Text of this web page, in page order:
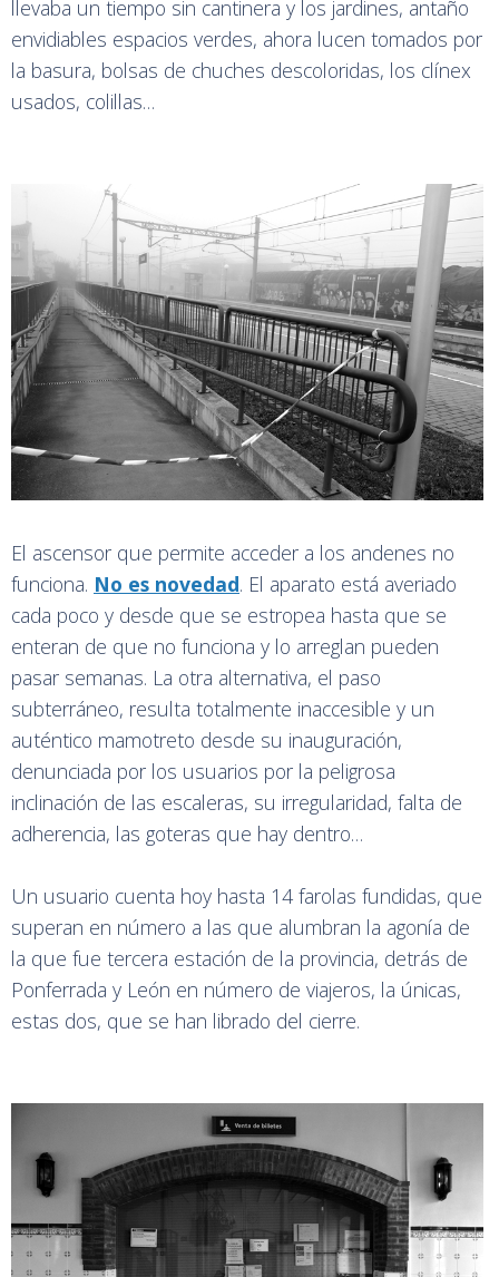
llevaba un tiempo sin cantinera y los jardines, antaño
envidiables espacios verdes, ahora lucen tomados por
la basura, bolsas de chuches descoloridas, los clínex
usados, colillas…
El ascensor que permite acceder a los andenes no
funciona. No es novedad. El aparato está averiado
cada poco y desde que se estropea hasta que se
enteran de que no funciona y lo arreglan pueden
pasar semanas. La otra alternativa, el paso
subterráneo, resulta totalmente inaccesible y un
auténtico mamotreto desde su inauguración,
denunciada por los usuarios por la peligrosa
inclinación de las escaleras, su irregularidad, falta de
adherencia, las goteras que hay dentro…
Un usuario cuenta hoy hasta 14 farolas fundidas, que
superan en número a las que alumbran la agonía de
la que fue tercera estación de la provincia, detrás de
Ponferrada y León en número de viajeros, la únicas,
estas dos, que se han librado del cierre.